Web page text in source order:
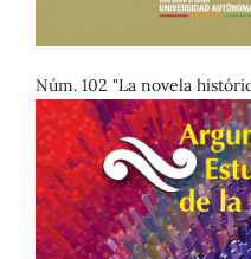
Núm. 102 "La novela